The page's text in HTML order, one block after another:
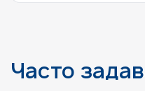
Часто